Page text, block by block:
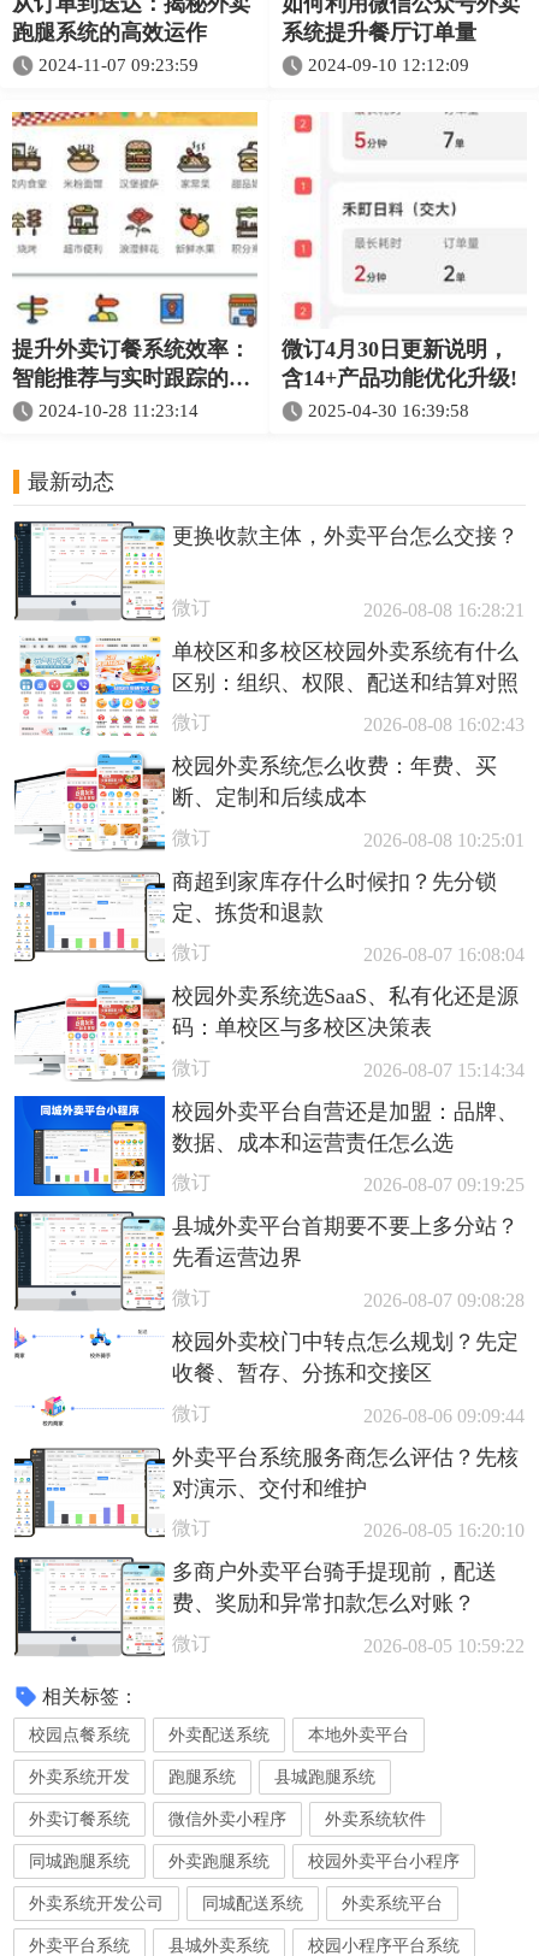
跑腿系统的高效运作
2024-11-07 09:23:59
系统提升餐厅订单量
2024-09-10 12:12:09
提升外卖订餐系统效率：
智能推荐与实时跟踪的优
势 2024-10-28 11:23:14
微订4月30日更新说明，
含14+产品功能优化升级!
2025-04-30 16:39:58
最新动态
更换收款主体，外卖平台怎么交接？
微订 2026-08-08 16:28:21
单校区和多校区校园外卖系统有什么
区别：组织、权限、配送和结算对照
微订 2026-08-08 16:02:43
校园外卖系统怎么收费：年费、买
断、定制和后续成本
微订 2026-08-08 10:25:01
商超到家库存什么时候扣？先分锁
定、拣货和退款
微订 2026-08-07 16:08:04
校园外卖系统选SaaS、私有化还是源
码：单校区与多校区决策表
微订 2026-08-07 15:14:34
校园外卖平台自营还是加盟：品牌、
数据、成本和运营责任怎么选
微订 2026-08-07 09:19:25
县城外卖平台首期要不要上多分站？
先看运营边界
微订 2026-08-07 09:08:28
校园外卖校门中转点怎么规划？先定
收餐、暂存、分拣和交接区
微订 2026-08-06 09:09:44
外卖平台系统服务商怎么评估？先核
对演示、交付和维护
微订 2026-08-05 16:20:10
多商户外卖平台骑手提现前，配送
费、奖励和异常扣款怎么对账？
微订 2026-08-05 10:59:22
相关标签：
校园点餐系统 外卖配送系统 本地外卖平台
外卖系统开发 跑腿系统 县城跑腿系统
外卖订餐系统 微信外卖小程序 外卖系统软件
同城跑腿系统 外卖跑腿系统 校园外卖平台小程序
外卖系统开发公司 同城配送系统 外卖系统平台
外卖平台系统 县城外卖系统 校园小程序平台系统